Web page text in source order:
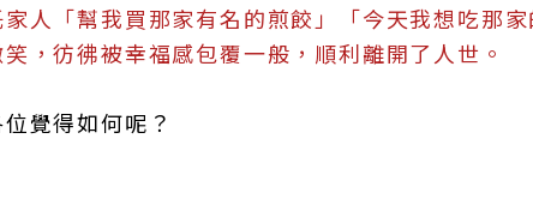
人「幫我買那家有名的煎餃」「今天我想吃那家
，彷彿被幸福感包覆一般，順利離開了人世。
覺得如何呢？